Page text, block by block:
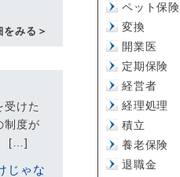
をみる＞
受けた
制度が
[…]
じゃな
ペット保険
変換
開業医
定期保険
経営者
経理処理
積立
養老保険
退職金